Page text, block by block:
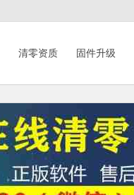
清零资质 固件升级